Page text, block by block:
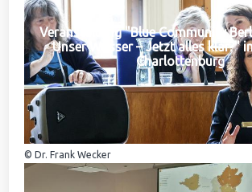
Veranstaltung "Blue Community
Unser Wasser – Jetzt alles klar?"
Charlottenburg
© Dr. Frank Wecker